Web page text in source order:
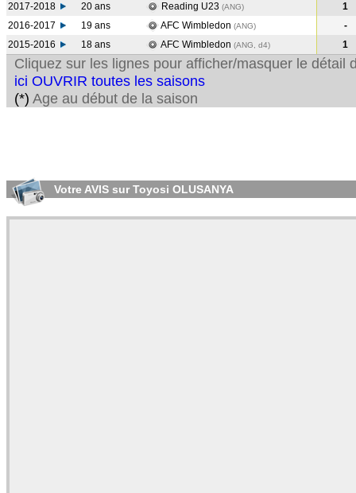
2017-2018
20 ans Reading U23 (ANG)
1
2016-2017
19 ans AFC Wimbledon (ANG)
-
2015-2016
18 ans AFC Wimbledon (ANG, d4) 1
Cliquez sur les lignes pour afficher/masquer le détail
ici OUVRIR toutes les saisons
(*) Age au début de la saison
Votre AVIS sur Toyosi OLUSANYA